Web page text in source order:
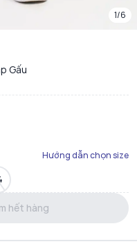
1/6
Gấu
Hướng dẫn chọn size
hết hàng